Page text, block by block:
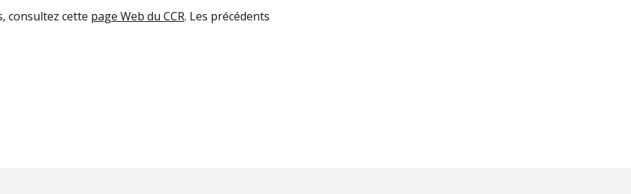
consultez cette page Web du CCR. Les précédents